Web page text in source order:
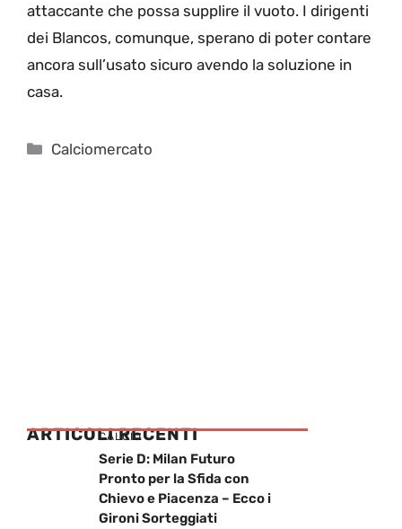
attaccante che possa supplire il vuoto. I dirigenti
dei Blancos, comunque, sperano di poter contare
ancora sull’usato sicuro avendo la soluzione in
casa.
Categorie
Calciomercato
ARTICOLI RECENTI
CALCIO
Serie D: Milan Futuro
Pronto per la Sfida con
Chievo e Piacenza – Ecco i
Gironi Sorteggiati